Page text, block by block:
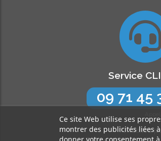
Service
09 71 45
N’hésitez
Ce site Web utilise ses
montrer des publicités liées